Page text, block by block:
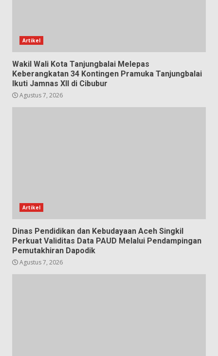
Artikel
Wakil Wali Kota Tanjungbalai Melepas
Keberangkatan 34 Kontingen Pramuka Tanjungbalai
Ikuti Jamnas XII di Cibubur
Agustus 7, 2026
Artikel
Dinas Pendidikan dan Kebudayaan Aceh Singkil
Perkuat Validitas Data PAUD Melalui Pendampingan
Pemutakhiran Dapodik
Agustus 7, 2026